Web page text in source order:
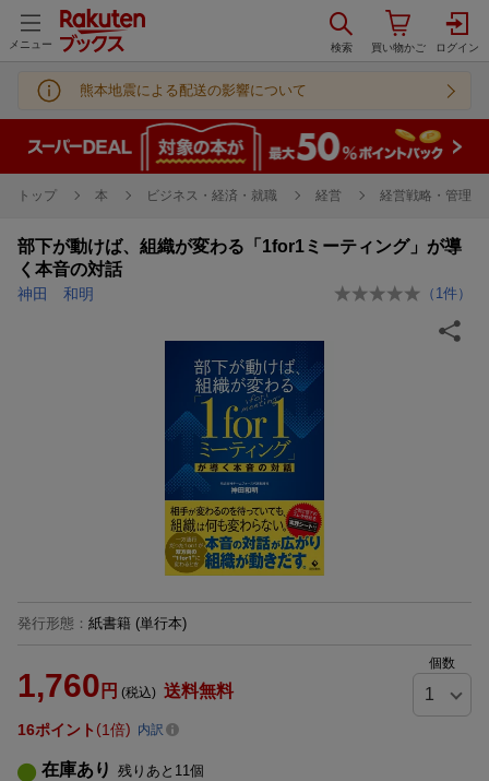
メニュー
熊本地震による配送の影響について
トップ 本 ビジネス・経済・就職 経営 経営戦略・管理
部下が動けば、組織が変わる「1for1ミーティング」が導
く本音の対話
神田 和明 （ 1 件）
発行形態 ： 紙書籍 (単行本)
1,760 円 (税込) 送料無料
個数
16ポイント 1倍 内訳
在庫あり 残りあと 11個